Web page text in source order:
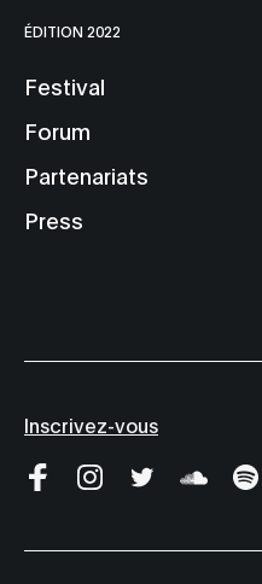
ÉDITION 2022
Festival
Forum
Partenariats
Press
Inscrivez-vous